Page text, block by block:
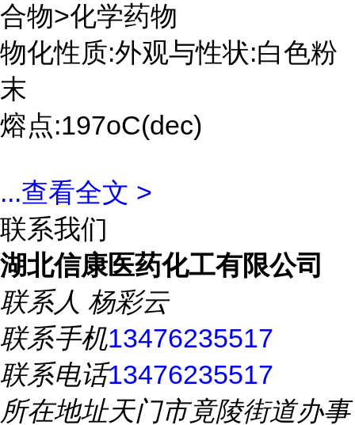
合物>化学药物
物化性质:外观与性状:白色粉
末
熔点:197oC(dec)
...查看全文 >
联系我们
湖北信康医药化工有限公司
联系人 杨彩云
联系手机13476235517
联系电话13476235517
所在地址天门市竟陵街道办事